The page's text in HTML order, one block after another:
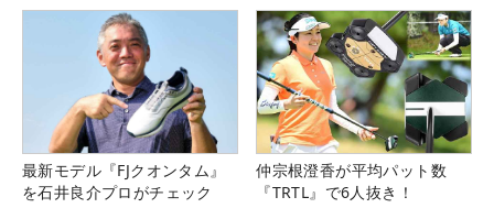
最新モデル『FJクオンタム』
を石井良介プロがチェック
仲宗根澄香が平均パット数
『TRTL』で6人抜き！